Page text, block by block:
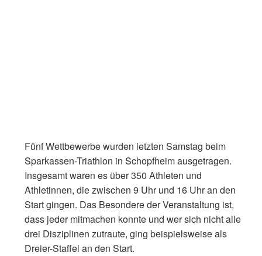
Fünf Wettbewerbe wurden letzten Samstag beim
Sparkassen-Triathlon in Schopfheim ausgetragen.
Insgesamt waren es über 350 Athleten und
Athletinnen, die zwischen 9 Uhr und 16 Uhr an den
Start gingen. Das Besondere der Veranstaltung ist,
dass jeder mitmachen konnte und wer sich nicht alle
drei Disziplinen zutraute, ging beispielsweise als
Dreier-Staffel an den Start.